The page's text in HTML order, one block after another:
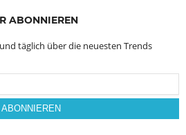
ABONNIEREN
täglich über die neuesten Trends
ABONNIEREN